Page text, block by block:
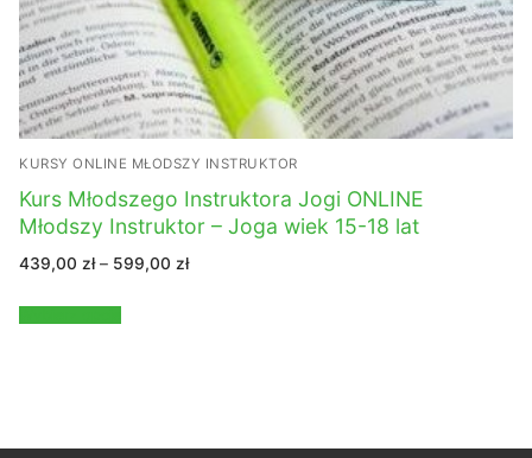
KURSY ONLINE MŁODSZY INSTRUKTOR
Kurs Młodszego Instruktora Jogi ONLINE
Młodszy Instruktor – Joga wiek 15-18 lat
439,00 zł – 599,00 złZakres